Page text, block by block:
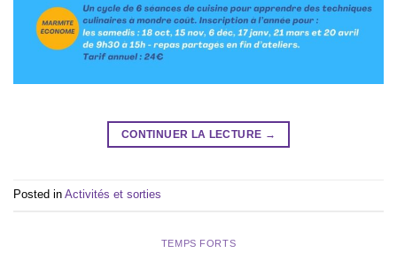
CONTINUER LA LECTURE →
Posted in Activités et sorties
TEMPS FORTS